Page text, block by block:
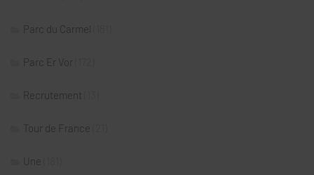
Parc du Carmel
Parc Er Vor
Recrutement
Tour de France
Une